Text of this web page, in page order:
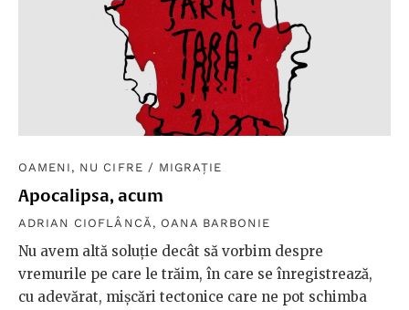
OAMENI, NU CIFRE / MIGRAȚIE
Apocalipsa, acum
ADRIAN CIOFLÂNCĂ , OANA BARBONIE
Nu avem altă soluție decât să vorbim despre
vremurile pe care le trăim, în care se înregistrează,
cu adevărat, mișcări tectonice care ne pot schimba